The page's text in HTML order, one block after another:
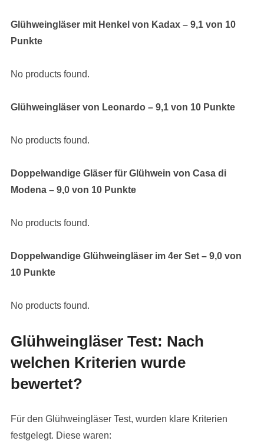
Glühweingläser mit Henkel von Kadax – 9,1 von 10
Punkte
No products found.
Glühweingläser von Leonardo – 9,1 von 10 Punkte
No products found.
Doppelwandige Gläser für Glühwein von Casa di
Modena – 9,0 von 10 Punkte
No products found.
Doppelwandige Glühweingläser im 4er Set – 9,0 von
10 Punkte
No products found.
Glühweingläser Test: Nach
welchen Kriterien wurde
bewertet?
Für den Glühweingläser Test, wurden klare Kriterien
festgelegt. Diese waren: